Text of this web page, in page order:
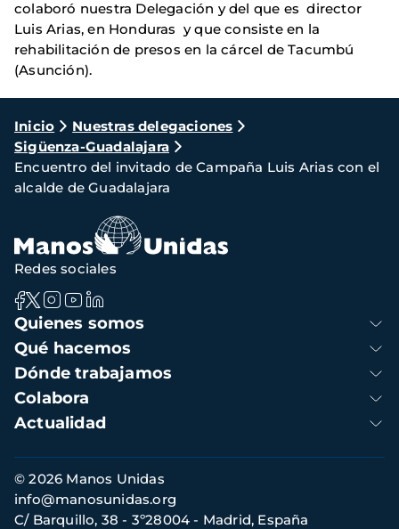
colaboró nuestra Delegación y del que es director
Luis Arias, en Honduras y que consiste en la
rehabilitación de presos en la cárcel de Tacumbú
(Asunción).
Ruta
de
navegación
Inicio
Nuestras delegaciones
Sigüenza-Guadalajara
Encuentro del invitado de Campaña Luis Arias con el
alcalde de Guadalajara
Navegación
principal
Quienes somos
Qué hacemos
Dónde trabajamos
Colabora
Actualidad
Redes sociales
Información
de
contacto
© 2026 Manos Unidas
C/ Barquillo, 38 - 3º28004 - Madrid, España
info@manosunidas.org